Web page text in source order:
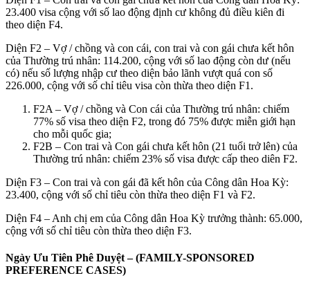
23.400 visa cộng với số lao động định cư không đủ điều kiên đi
theo diện F4.
Diện F2 – Vợ / chồng và con cái, con trai và con gái chưa kết hôn
của Thường trú nhân: 114.200, cộng với số lao động còn dư (nếu
có) nếu số lượng nhập cư theo diện bảo lãnh vượt quá con số
226.000, cộng với số chỉ tiêu visa còn thừa theo diện F1.
F2A – Vợ / chồng và Con cái của Thường trú nhân: chiếm
77% số visa theo diện F2, trong đó 75% được miễn giới hạn
cho mỗi quốc gia;
F2B – Con trai và Con gái chưa kết hôn (21 tuổi trở lên) của
Thường trú nhân: chiếm 23% số visa được cấp theo diên F2.
Diện F3 – Con trai và con gái đã kết hôn của Công dân Hoa Kỳ:
23.400, cộng với số chỉ tiêu còn thừa theo diện F1 và F2.
Diện F4 – Anh chị em của Công dân Hoa Kỳ trưởng thành: 65.000,
cộng với số chỉ tiêu còn thừa theo diện F3.
Ngày Ưu Tiên Phê Duyệt – (FAMILY-SPONSORED
PREFERENCE CASES)